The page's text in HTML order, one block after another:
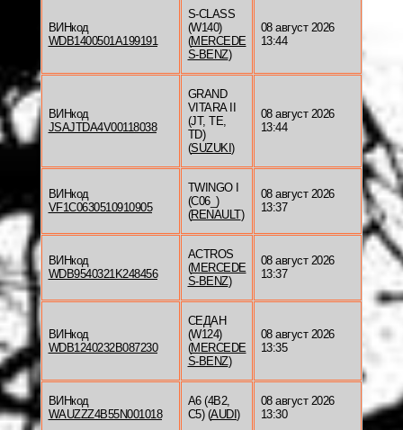
ВИНкод
WDB1400501A199191
S-CLASS
(W140)
(MERCEDE
S-BENZ)
08 август 2026
13:44
ВИНкод
JSAJTDA4V00118038
GRAND
VITARA II
(JT, TE,
TD)
(SUZUKI )
08 август 2026
13:44
ВИНкод
VF1C0630510910905
TWINGO I
(C06_)
(RENAULT)
08 август 2026
13:37
ВИНкод
WDB9540321K248456
ACTROS
(MERCEDE
S-BENZ)
08 август 2026
13:37
ВИНкод
WDB1240232B087230
СЕДАН
(W124)
(MERCEDE
S-BENZ)
08 август 2026
13:35
ВИНкод
WAUZZZ4B55N001018
A6 (4B2,
C5) (AUDI )
08 август 2026
13:30